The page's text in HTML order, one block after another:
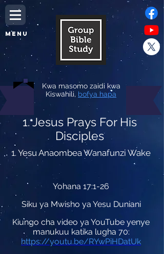
MENU
Kwa masomo zaidi kwa
Kiswahili, bofya hapa
1. Jesus Prays For His
Disciples
1. Yesu Anaombea Wanafunzi Wake
Yohana 17:1-26
Siku ya Mwisho ya Yesu Duniani
Kiungo cha video ya YouTube yenye
manukuu katika lugha 70:
https://youtu.be/RYwPiHDatUk